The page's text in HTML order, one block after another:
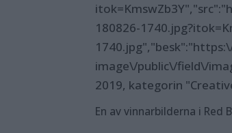
180826-
image\/public\/field\/
2019, kategorin
En av vinnarbilderna i Red